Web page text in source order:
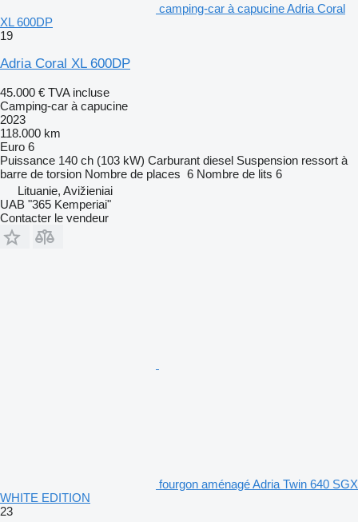
camping-car à capucine Adria Coral
XL 600DP
19
Adria Coral XL 600DP
45.000 € TVA incluse
Camping-car à capucine
2023
118.000 km
Euro 6
Puissance 140 ch (103 kW) Carburant diesel Suspension ressort à
barre de torsion Nombre de places 6 Nombre de lits 6
Lituanie, Avižieniai
UAB "365 Kemperiai"
Contacter le vendeur
fourgon aménagé Adria Twin 640 SGX
WHITE EDITION
23